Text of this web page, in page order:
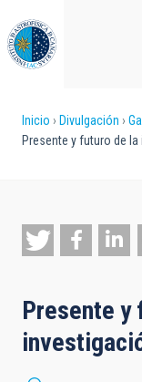
al
contenido
principal
enlaces
ayuda
a
navegación
Inicio Divulgación
Presente y futuro de
Presente y